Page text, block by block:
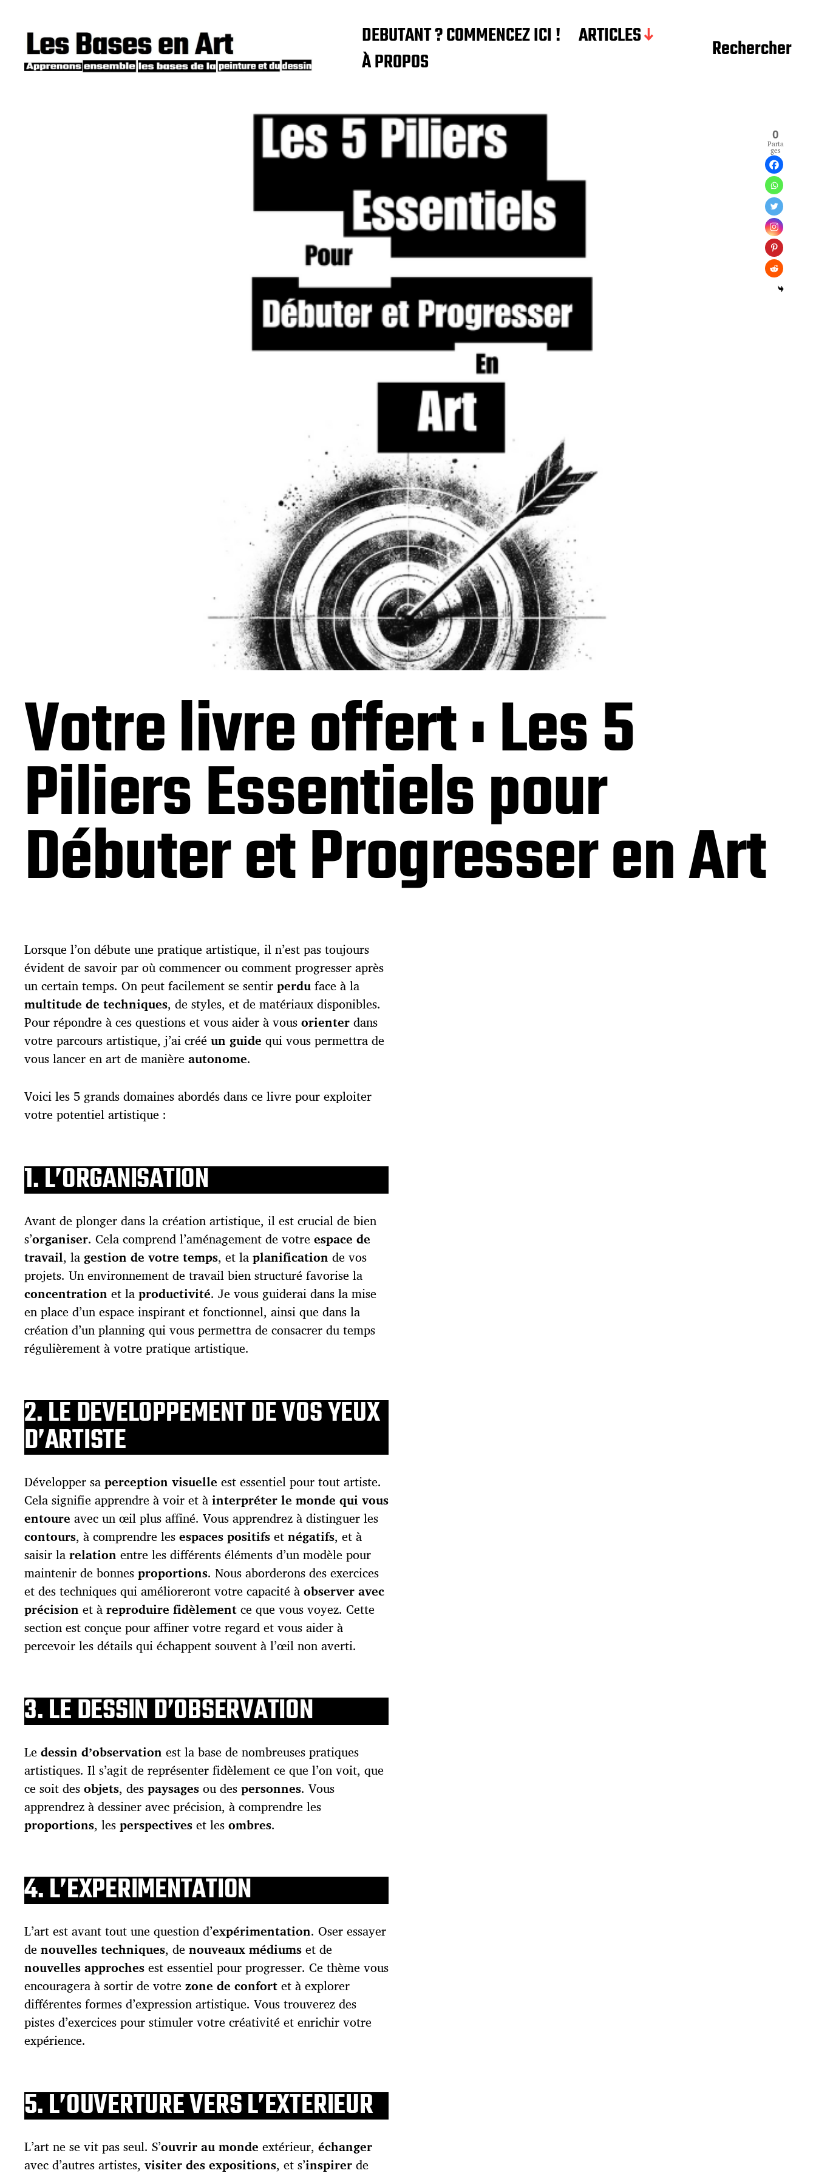
DEBUTANT ? COMMENCEZ ICI !
ARTICLES
À PROPOS
Rechercher
Votre livre offert : Les 5
Piliers Essentiels pour
Débuter et Progresser en Art
Lorsque l’on débute une pratique artistique, il n’est pas toujours
évident de savoir par où commencer ou comment progresser après
un certain temps. On peut facilement se sentirperduface à la
multitude de techniques, de styles, et de matériaux disponibles.
Pour répondre à ces questions et vous aider à vousorienterdans
votre parcours artistique, j’ai crééun guide qui vous permettra de
vous lancer en art de manièreautonome.
Voici les 5 grands domaines abordés dans ce livre pour exploiter
votre potentiel artistique :
1. L’ORGANISATION
Avant de plonger dans la création artistique, il est crucial de bien
s’organiser. Cela comprend l’aménagement de votreespace de
travail, lagestion de votre temps, et laplanification de vos
projets. Un environnement de travail bien structuré favorise la
concentration et laproductivité. Je vous guiderai dans la mise
en place d’un espace inspirant et fonctionnel, ainsi que dans la
création d’un planning qui vous permettra de consacrer du temps
régulièrement à votre pratique artistique.
2. LE DEVELOPPEMENT DE VOS YEUX
D’ARTISTE
Développer saperception visuelle est essentiel pour tout artiste.
Cela signifie apprendre à voir et àinterpréter le monde qui vous
entoure avec un œil plus affiné. Vous apprendrez à distinguer les
contours, à comprendre lesespaces positifsetnégatifs, et à
saisir larelation entre les différents éléments d’un modèle pour
maintenir de bonnesproportions. Nous aborderons des exercices
et des techniques qui amélioreront votre capacité àobserver avec
précision et àreproduire fidèlementce que vous voyez. Cette
section est conçue pour affiner votre regard et vous aider à
percevoir les détails qui échappent souvent à l’œil non averti.
3. LE DESSIN D’OBSERVATION
Ledessin d’observation est la base de nombreuses pratiques
artistiques. Il s’agit de représenter fidèlement ce que l’on voit, que
ce soit desobjets, despaysagesou despersonnes. Vous
apprendrez à dessiner avec précision, à comprendre les
proportions, lesperspectiveset lesombres.
4. L’EXPERIMENTATION
L’art est avant tout une question d’expérimentation. Oser essayer
denouvelles techniques, denouveaux médiumset de
nouvelles approchesest essentiel pour progresser. Ce thème vous
encouragera à sortir de votrezone de confortet à explorer
différentes formes d’expression artistique. Vous trouverez des
pistes d’exercices pour stimuler votre créativité et enrichir votre
expérience.
5. L’OUVERTURE VERS L’EXTERIEUR
L’art ne se vit pas seul. S’ouvrir au monde extérieur, échanger
avec d’autres artistes, visiter des expositions, et s’inspirerde
0
Parta
ges